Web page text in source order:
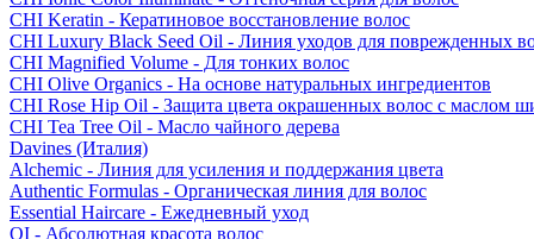
CHI Keratin - Кератиновое восстановление волос
CHI Luxury Black Seed Oil - Линия уходов для поврежденных
CHI Magnified Volume - Для тонких волос
CHI Olive Organics - На основе натуральных ингредиентов
CHI Rose Hip Oil - Защита цвета окрашенных волос с маслом
CHI Tea Tree Oil - Масло чайного дерева
Davines (Италия)
Alchemic - Линия для усиления и поддержания цвета
Authentic Formulas - Органическая линия для волос
Essential Haircare - Eжедневный уход
OI - Абсолютная красота волос